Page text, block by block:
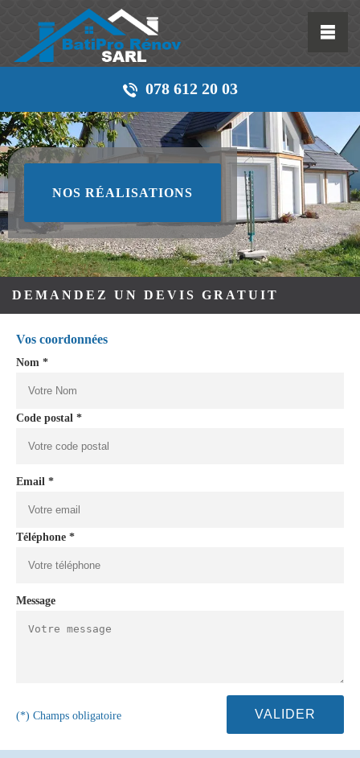
078 612 20 03
NOS RÉALISATIONS
DEMANDEZ UN DEVIS GRATUIT
Vos coordonnées
Nom *
Code postal *
Email *
Téléphone *
Message
(*) Champs obligatoire